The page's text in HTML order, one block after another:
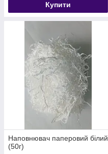
Купити
Наповнювач паперовий білий
(50г)